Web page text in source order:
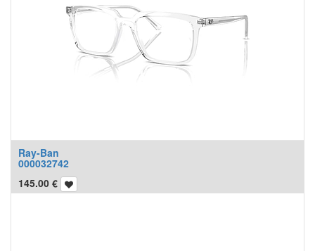
Ray-Ban
000032742
145.00 €